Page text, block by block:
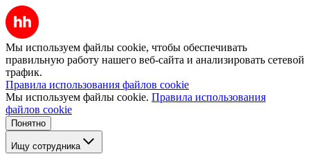
Мы используем файлы cookie, чтобы обеспечивать
правильную работу нашего веб-сайта и анализировать сетевой
трафик.
Правила использования файлов cookie
Мы используем файлы cookie. Правила использования
файлов cookie
Понятно
Ищу сотрудника